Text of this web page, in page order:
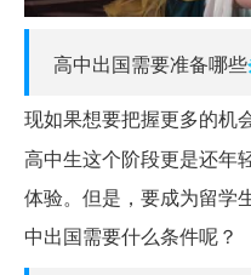
高中出国需要准备哪些
现如果想要把握更多的机
高中生这个阶段更是还年
体验。但是，要成为留学
中出国需要什么条件呢？